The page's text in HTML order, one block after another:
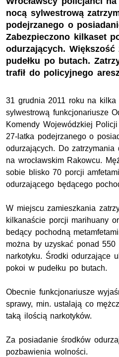
nocą sylwestrową
podejrzanego o
Zabezpieczono kilkaset
odurzających.
pudełku po butach.
trafił do policyjnego
31 grudnia 2011 roku na kilka
sylwestrową funkcjonariusze
Komendy Wojewódzkiej
27-latka podejrzanego o
odurzających. Do
na wrocławskim Rakowcu.
sobie blisko 70 porcji
odurzającego będącego
W miejscu zamieszkania
kilkanaście porcji marihuany
bedący pochodną
można by uzyskać ponad
narkotyku. Środki odurzające
pokoi w pudełku po butach.
Obecnie funkcjonariusze
sprawy, min. ustalają co
taką ilością narkotyków.
Za posiadanie środków
pozbawienia wolności.